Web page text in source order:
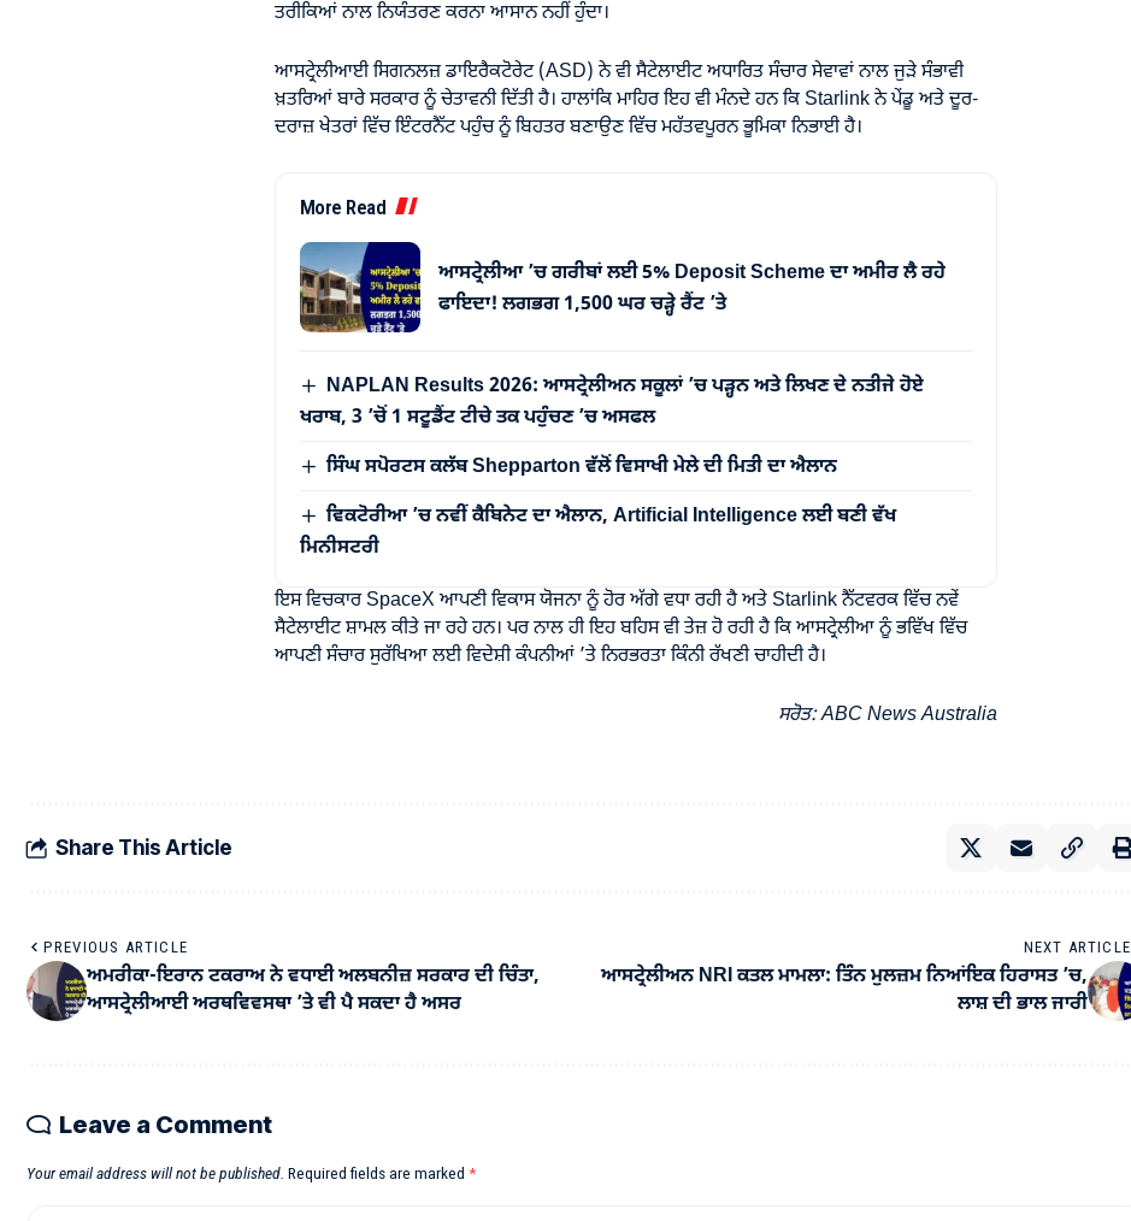
ਤਰੀਕਿਆਂ ਨਾਲ ਨਿਯੰਤਰਣ ਕਰਨਾ ਆਸਾਨ ਨਹੀਂ ਹੁੰਦਾ।
ਆਸਟ੍ਰੇਲੀਆਈ ਸਿਗਨਲਜ਼ ਡਾਇਰੈਕਟੋਰੇਟ (ASD) ਨੇ ਵੀ ਸੈਟੇਲਾਈਟ ਅਧਾਰਿਤ ਸੰਚਾਰ ਸੇਵਾਵਾਂ ਨਾਲ ਜੁੜੇ ਸੰਭਾਵੀ
ਖ਼ਤਰਿਆਂ ਬਾਰੇ ਸਰਕਾਰ ਨੂੰ ਚੇਤਾਵਨੀ ਦਿੱਤੀ ਹੈ। ਹਾਲਾਂਕਿ ਮਾਹਿਰ ਇਹ ਵੀ ਮੰਨਦੇ ਹਨ ਕਿ Starlink ਨੇ ਪੇਂਡੂ ਅਤੇ ਦੂਰ-
ਦਰਾਜ਼ ਖੇਤਰਾਂ ਵਿੱਚ ਇੰਟਰਨੈੱਟ ਪਹੁੰਚ ਨੂੰ ਬਿਹਤਰ ਬਣਾਉਣ ਵਿੱਚ ਮਹੱਤਵਪੂਰਨ ਭੂਮਿਕਾ ਨਿਭਾਈ ਹੈ।
More Read
ਆਸਟ੍ਰੇਲੀਆ ’ਚ ਗਰੀਬਾਂ ਲਈ 5% Deposit Scheme ਦਾ ਅਮੀਰ ਲੈ ਰਹੇ
ਫਾਇਦਾ! ਲਗਭਗ 1,500 ਘਰ ਚੜ੍ਹੇ ਰੈਂਟ ’ਤੇ
NAPLAN Results 2026: ਆਸਟ੍ਰੇਲੀਅਨ ਸਕੂਲਾਂ ’ਚ ਪੜ੍ਹਨ ਅਤੇ ਲਿਖਣ ਦੇ ਨਤੀਜੇ ਹੋਏ
ਖਰਾਬ, 3 ’ਚੋਂ 1 ਸਟੂਡੈਂਟ ਟੀਚੇ ਤਕ ਪਹੁੰਚਣ ’ਚ ਅਸਫਲ
ਸਿੰਘ ਸਪੋਰਟਸ ਕਲੱਬ Shepparton ਵੱਲੋਂ ਵਿਸਾਖੀ ਮੇਲੇ ਦੀ ਮਿਤੀ ਦਾ ਐਲਾਨ
ਵਿਕਟੋਰੀਆ ’ਚ ਨਵੀਂ ਕੈਬਿਨੇਟ ਦਾ ਐਲਾਨ, Artificial Intelligence ਲਈ ਬਣੀ ਵੱਖ
ਮਿਨੀਸਟਰੀ
ਇਸ ਵਿਚਕਾਰ SpaceX ਆਪਣੀ ਵਿਕਾਸ ਯੋਜਨਾ ਨੂੰ ਹੋਰ ਅੱਗੇ ਵਧਾ ਰਹੀ ਹੈ ਅਤੇ Starlink ਨੈੱਟਵਰਕ ਵਿੱਚ ਨਵੇਂ
ਸੈਟੇਲਾਈਟ ਸ਼ਾਮਲ ਕੀਤੇ ਜਾ ਰਹੇ ਹਨ। ਪਰ ਨਾਲ ਹੀ ਇਹ ਬਹਿਸ ਵੀ ਤੇਜ਼ ਹੋ ਰਹੀ ਹੈ ਕਿ ਆਸਟ੍ਰੇਲੀਆ ਨੂੰ ਭਵਿੱਖ ਵਿੱਚ
ਆਪਣੀ ਸੰਚਾਰ ਸੁਰੱਖਿਆ ਲਈ ਵਿਦੇਸ਼ੀ ਕੰਪਨੀਆਂ ’ਤੇ ਨਿਰਭਰਤਾ ਕਿੰਨੀ ਰੱਖਣੀ ਚਾਹੀਦੀ ਹੈ।
ਸਰੋਤ: ABC News Australia
Share This Article
PREVIOUS ARTICLE
ਅਮਰੀਕਾ-ਇਰਾਨ ਟਕਰਾਅ ਨੇ ਵਧਾਈ ਅਲਬਨੀਜ਼ ਸਰਕਾਰ ਦੀ ਚਿੰਤਾ,
ਆਸਟ੍ਰੇਲੀਆਈ ਅਰਥਵਿਵਸਥਾ ’ਤੇ ਵੀ ਪੈ ਸਕਦਾ ਹੈ ਅਸਰ
NEXT ARTICLE
ਆਸਟ੍ਰੇਲੀਅਨ NRI ਕਤਲ ਮਾਮਲਾ: ਤਿੰਨ ਮੁਲਜ਼ਮ ਨਿਆਂਇਕ ਹਿਰਾਸਤ ’ਚ,
ਲਾਸ਼ ਦੀ ਭਾਲ ਜਾਰੀ
Leave a Comment
Your email address will not be published. Required fields are marked *